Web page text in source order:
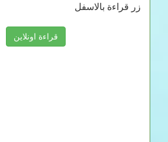
زر قراءة بالاسفل
قراءة اونلاين